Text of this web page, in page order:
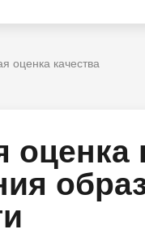
оценка качества
оценка